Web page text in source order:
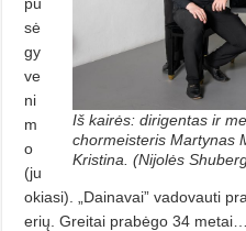
Iš kairės: dirigentas ir
chormeisteris Martynas
Kristina. (Nijolės
sė
gy
ve
ni
m
o
(ju
o­kiasi). „Dainavai” vadovauti
erių. Grei­tai prabėgo 34